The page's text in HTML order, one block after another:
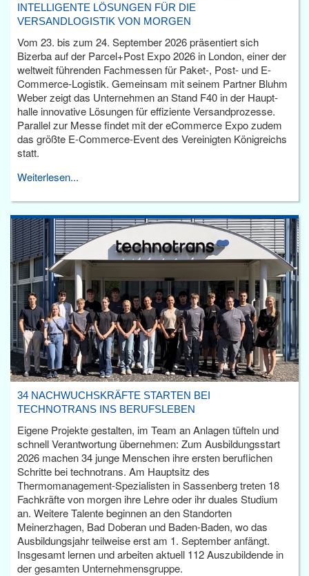
INTELLIGENTE LÖSUNGEN FÜR DIE
VERSANDLOGISTIK VON MORGEN
Vom 23. bis zum 24. September 2026 präsentiert sich
Bizerba auf der Parcel+Post Expo 2026 in London, einer der
weltweit führenden Fachmessen für Paket-, Post- und E-
Commerce-Logistik. Gemeinsam mit seinem Partner Bluhm
Weber zeigt das Unternehmen an Stand F40 in der Haupt­
halle innovative Lösungen für effiziente Versandprozesse.
Parallel zur Messe findet mit der eCommerce Expo zudem
das größte E-Commerce-Event des Vereinigten Königreichs
statt.
Weiterlesen...
34 NACHWUCHSKRÄFTE STARTEN BEI
TECHNOTRANS INS BERUFSLEBEN
Eigene Projekte gestalten, im Team an Anlagen tüfteln und
schnell Verantwortung übernehmen: Zum Ausbildungsstart
2026 machen 34 junge Menschen ihre ersten beruflichen
Schritte bei technotrans. Am Hauptsitz des
Thermomanagement-Spezialisten in Sassenberg treten 18
Fachkräfte von morgen ihre Lehre oder ihr duales Studium
an. Weitere Talente beginnen an den Standorten
Meinerzhagen, Bad Doberan und Baden-Baden, wo das
Ausbildungsjahr teilweise erst am 1. September anfängt.
Insgesamt lernen und arbeiten aktuell 112 Auszubildende in
der gesamten Unternehmensgruppe.